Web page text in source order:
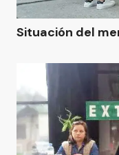
Situación del